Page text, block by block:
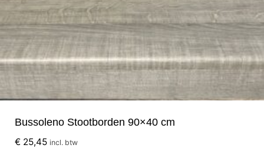
Bussoleno Stootborden 90×40 cm
€ 25,45 incl. btw